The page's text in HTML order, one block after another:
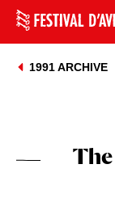
1991 ARCHIVE
The